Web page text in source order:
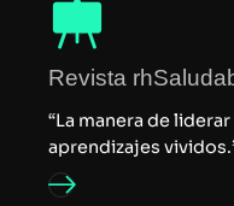
Revista
“La manera de
aprendizajes